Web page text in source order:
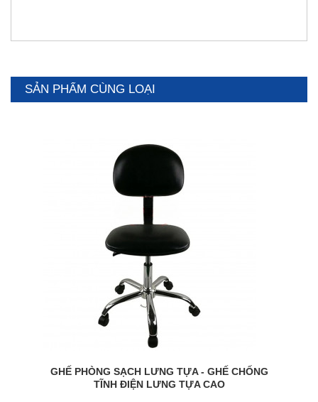
SẢN PHẨM CÙNG LOẠI
GHẾ PHÒNG SẠCH LƯNG TỰA - GHẾ CHỐNG
TĨNH ĐIỆN LƯNG TỰA CAO